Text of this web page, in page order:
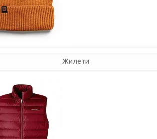
Жилети